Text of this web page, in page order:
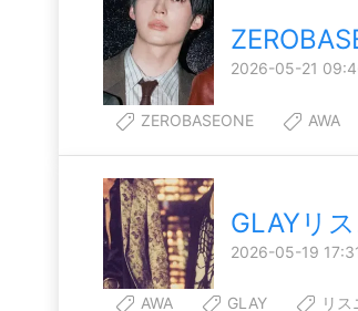
2026-05-21
ZEROBASEONE AWA
GLAYリ
2026-05-19
AWA GLAY リ